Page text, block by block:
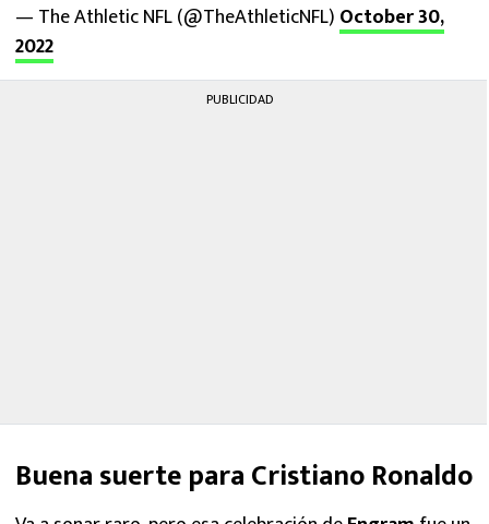
— The Athletic NFL (@TheAthleticNFL) October 30,
2022
PUBLICIDAD
Buena suerte para Cristiano Ronaldo